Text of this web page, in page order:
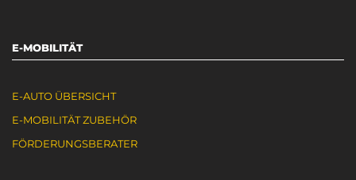
E-MOBILITÄT
E-AUTO ÜBERSICHT
E-MOBILITÄT ZUBEHÖR
FÖRDERUNGSBERATER